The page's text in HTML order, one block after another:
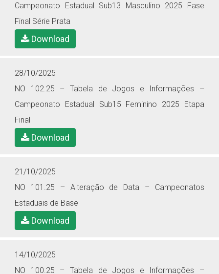
Campeonato Estadual Sub13 Masculino 2025 Fase
Final Série Prata
Download
28/10/2025
NO 102.25 – Tabela de Jogos e Informações –
Campeonato Estadual Sub15 Feminino 2025 Etapa
Final
Download
21/10/2025
NO 101.25 – Alteração de Data – Campeonatos
Estaduais de Base
Download
14/10/2025
NO 100.25 – Tabela de Jogos e Informações –